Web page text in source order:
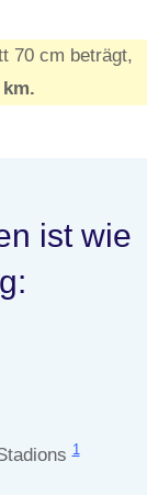
70 cm beträgt,
km.
ist wie
1